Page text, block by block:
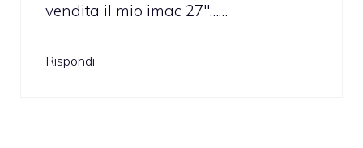
vendita il mio imac 27″……
Rispondi